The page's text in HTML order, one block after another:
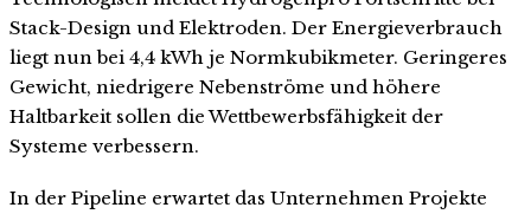
Stack-Design und Elektroden. Der Energieverbrauch
liegt nun bei 4,4 kWh je Normkubikmeter. Geringeres
Gewicht, niedrigere Nebenströme und höhere
Haltbarkeit sollen die Wettbewerbsfähigkeit der
Systeme verbessern.
In der Pipeline erwartet das Unternehmen Projekte